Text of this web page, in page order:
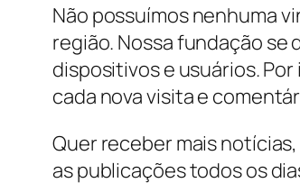
Não possuímos nenhuma
região. Nossa fundação se
dispositivos e usuários.
cada nova visita e
Quer receber mais
as publicações todos os